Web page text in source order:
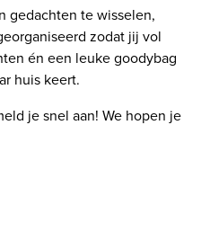
gedachten te wisselen,
zodat jij vol
én een leuke goodybag
huis keert.
je snel aan! We hopen je